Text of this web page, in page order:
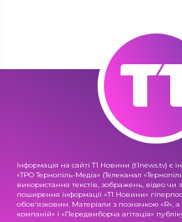
Інформація на сайті Т1 Новини (t1news.tv) є
«ТРО Тернопіль-Медіа» (Телеканал
використання текстів, зображень, відео чи
поширення інформації «Т1 Новини»
обов'язковим. Матеріали з позначкою «R»,
компаній» і «Передвиборча агітація»